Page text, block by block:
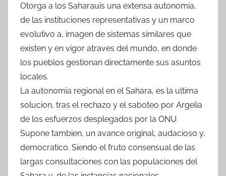
Otorga a los Saharauis una extensa autonomia,
de las instituciones representativas y un marco
evolutivo a, imagen de sistemas similares que
existen y en vigor atraves del mundo, en donde
los pueblos gestionan directamente sus asuntos
locales.
La autonomia regional en el Sahara, es la ultima
solucion, tras el rechazo y el saboteo por Argelia
de los esfuerzos desplegados por la ONU.
Supone tambien, un avance original, audacioso y,
democratico. Siendo el fruto consensual de las
largas consultaciones con las populaciones del